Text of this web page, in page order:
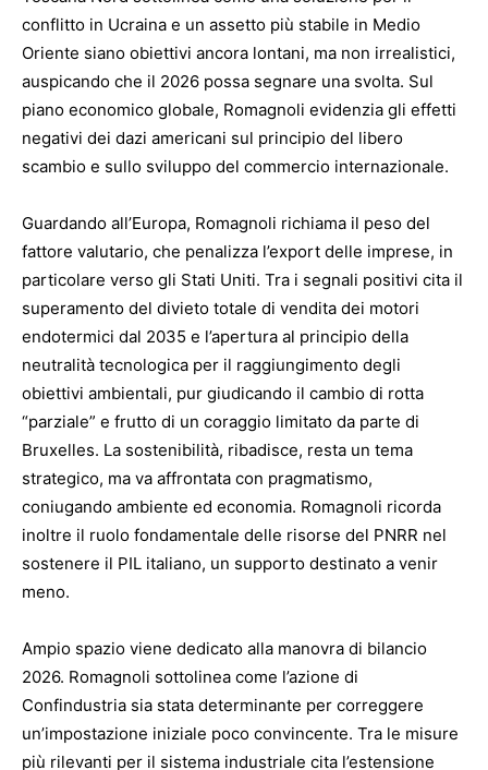
conflitto in Ucraina e un assetto più stabile in Medio
Oriente siano obiettivi ancora lontani, ma non irrealistici,
auspicando che il 2026 possa segnare una svolta. Sul
piano economico globale, Romagnoli evidenzia gli effetti
negativi dei dazi americani sul principio del libero
scambio e sullo sviluppo del commercio internazionale.
Guardando all’Europa, Romagnoli richiama il peso del
fattore valutario, che penalizza l’export delle imprese, in
particolare verso gli Stati Uniti. Tra i segnali positivi cita il
superamento del divieto totale di vendita dei motori
endotermici dal 2035 e l’apertura al principio della
neutralità tecnologica per il raggiungimento degli
obiettivi ambientali, pur giudicando il cambio di rotta
“parziale” e frutto di un coraggio limitato da parte di
Bruxelles. La sostenibilità, ribadisce, resta un tema
strategico, ma va affrontata con pragmatismo,
coniugando ambiente ed economia. Romagnoli ricorda
inoltre il ruolo fondamentale delle risorse del PNRR nel
sostenere il PIL italiano, un supporto destinato a venir
meno.
Ampio spazio viene dedicato alla manovra di bilancio
2026. Romagnoli sottolinea come l’azione di
Confindustria sia stata determinante per correggere
un’impostazione iniziale poco convincente. Tra le misure
più rilevanti per il sistema industriale cita l’estensione